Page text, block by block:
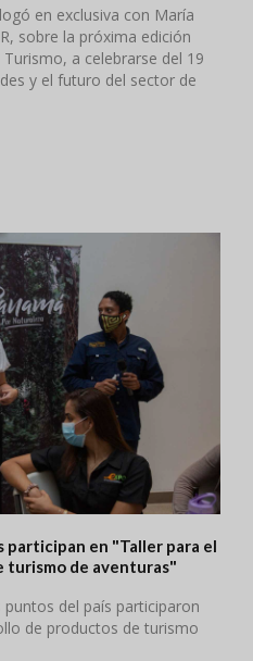
en exclusiva con María
sobre la próxima edición
a celebrarse del 19
y el futuro del sector de
participan en "Taller para el
turismo de aventuras"
del país participaron
de productos de turismo